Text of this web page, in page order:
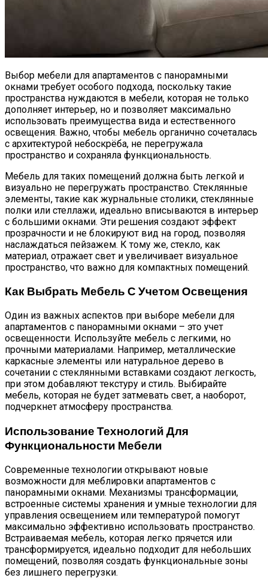
Выбор мебели для апартаментов с панорамными
окнами требует особого подхода, поскольку такие
пространства нуждаются в мебели, которая не только
дополняет интерьер, но и позволяет максимально
использовать преимущества вида и естественного
освещения. Важно, чтобы мебель органично сочеталась
с архитектурой небоскрёба, не перегружала
пространство и сохраняла функциональность.
Мебель для таких помещений должна быть легкой и
визуально не перегружать пространство. Стеклянные
элементы, такие как журнальные столики, стеклянные
полки или стеллажи, идеально вписываются в интерьер
с большими окнами. Эти решения создают эффект
прозрачности и не блокируют вид на город, позволяя
наслаждаться пейзажем. К тому же, стекло, как
материал, отражает свет и увеличивает визуальное
пространство, что важно для компактных помещений.
Как Выбрать Мебель С Учетом Освещения
Один из важных аспектов при выборе мебели для
апартаментов с панорамными окнами – это учет
освещенности. Используйте мебель с легкими, но
прочными материалами. Например, металлические
каркасные элементы или натуральное дерево в
сочетании с стеклянными вставками создают легкость,
при этом добавляют текстуру и стиль. Выбирайте
мебель, которая не будет затмевать свет, а наоборот,
подчеркнет атмосферу пространства.
Использование Технологий Для
Функциональности Мебели
Современные технологии открывают новые
возможности для меблировки апартаментов с
панорамными окнами. Механизмы трансформации,
встроенные системы хранения и умные технологии для
управления освещением или температурой помогут
максимально эффективно использовать пространство.
Встраиваемая мебель, которая легко прячется или
трансформируется, идеально подходит для небольших
помещений, позволяя создать функциональные зоны
без лишнего перегрузки.